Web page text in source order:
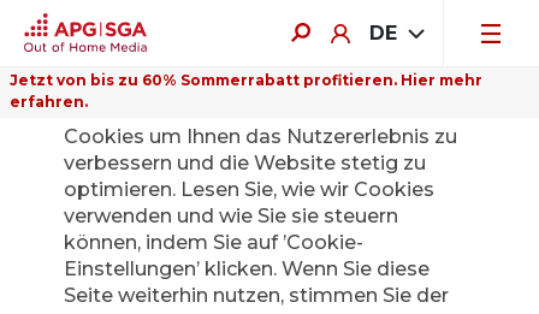
DE
Jetzt von bis zu 60% Sommerrabatt profitieren. Hier mehr
erfahren.
Zurück
Auf dieser Website verwenden wir
Cookies um Ihnen das Nutzererlebnis zu
verbessern und die Website stetig zu
optimieren. Lesen Sie, wie wir Cookies
verwenden und wie Sie sie steuern
können, indem Sie auf ’Cookie-
Einstellungen’ klicken. Wenn Sie diese
Seite weiterhin nutzen, stimmen Sie der